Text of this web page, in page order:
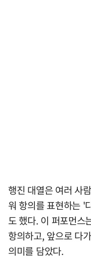
행진 대열은 여러 사
워 항의를 표현하는
도 했다. 이 퍼포먼스
항의하고, 앞으로 다
의미를 담았다.